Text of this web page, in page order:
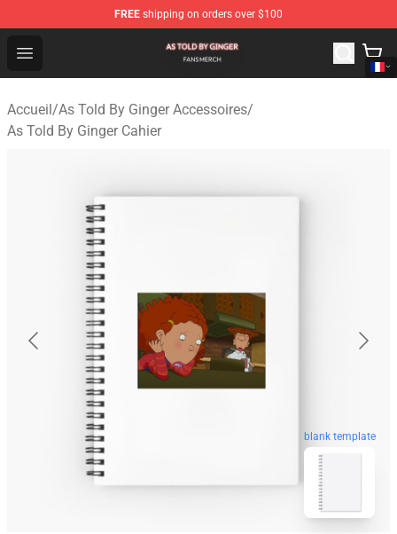
FREE shipping on orders over $100
Open menu
As Told By Ginger Shop - Official As Told By Ginger
Accueil/As Told By Ginger Accessoires/
As Told By Ginger Cahier
blank template